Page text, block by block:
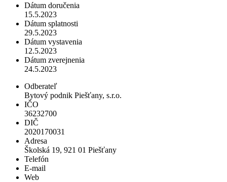
Dátum doručenia
15.5.2023
Dátum splatnosti
29.5.2023
Dátum vystavenia
12.5.2023
Dátum zverejnenia
24.5.2023
Odberateľ
Bytový podnik Piešťany, s.r.o.
IČO
36232700
DIČ
2020170031
Adresa
Školská 19, 921 01 Piešťany
Telefón
E-mail
Web